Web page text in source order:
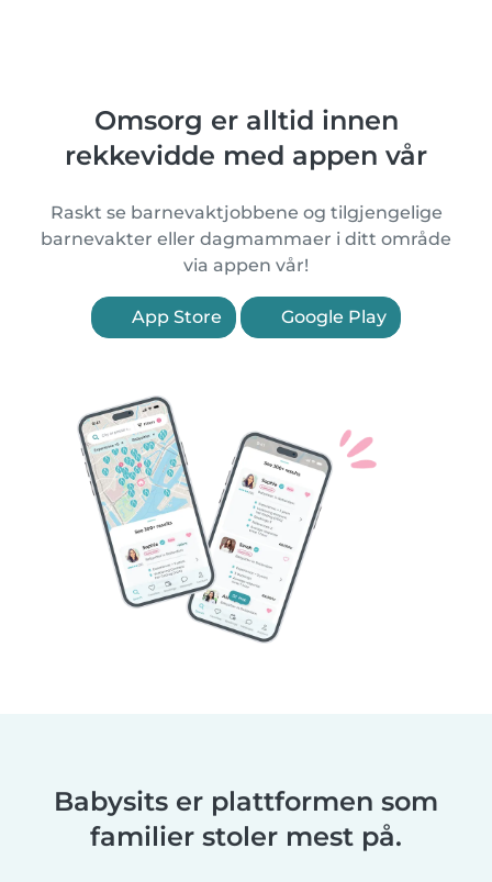
Omsorg er alltid innen
rekkevidde med appen vår
Raskt se barnevaktjobbene og tilgjengelige
barnevakter eller dagmammaer i ditt område
via appen vår!
App Store Google Play
Babysits er plattformen som
familier stoler mest på.